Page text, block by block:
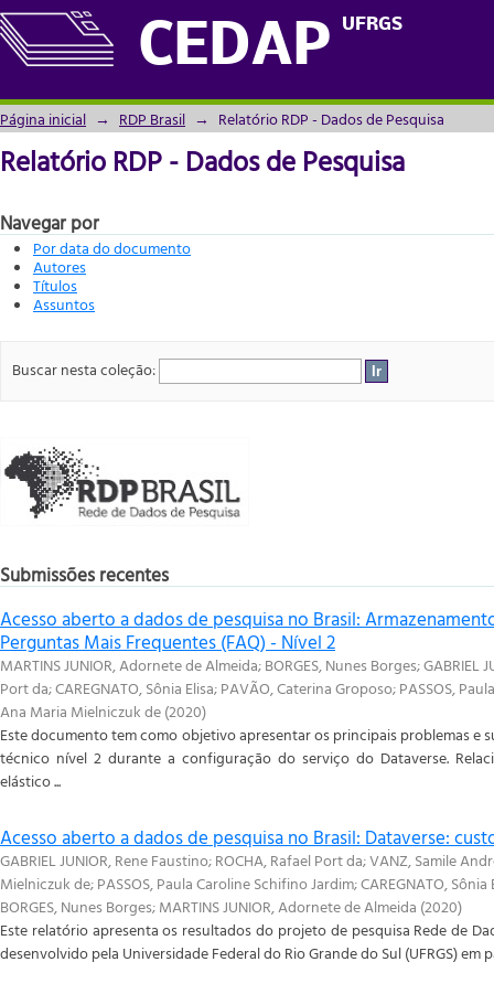
CEDAP UFRGS
Relatório RDP - Dados de Pesquisa
Página inicial → RDP Brasil → Relatório RDP - Dados de Pesquisa
Relatório RDP - Dados de Pesquisa
Navegar por
Por data do documento
Autores
Títulos
Assuntos
Buscar nesta coleção:
Submissões recentes
Acesso aberto a dados de pesquisa no Brasil:
Perguntas Mais Frequentes (FAQ) - Nível 2
MARTINS JUNIOR, Adornete de Almeida;BORGES, Nunes Borges;GABRIEL
Port da;CAREGNATO, Sônia Elisa;PAVÃO, Caterina Groposo;PASSOS,
Ana Maria Mielniczuk de(2020)
Este documento tem como objetivo apresentar os principais problemas e
técnico nível 2 durante a configuração do serviço do Dataverse.
elástico ...
Acesso aberto a dados de pesquisa no Brasil: Dataverse:
GABRIEL JUNIOR, Rene Faustino; ROCHA, Rafael Port da; VANZ, Samile
Mielniczuk de; PASSOS, Paula Caroline Schifino Jardim; CAREGNATO,
BORGES, Nunes Borges; MARTINS JUNIOR, Adornete de Almeida (2020)
Este relatório apresenta os resultados do projeto de pesquisa Rede de
desenvolvido pela Universidade Federal do Rio Grande do Sul (UFRGS) em